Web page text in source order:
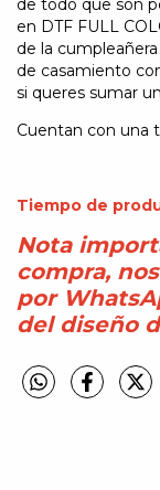
de todo que son
en DTF FULL
de la
de casamiento
si queres sumar
Cuentan con una
Tiempo de
Nota
compra,
por
del diseño